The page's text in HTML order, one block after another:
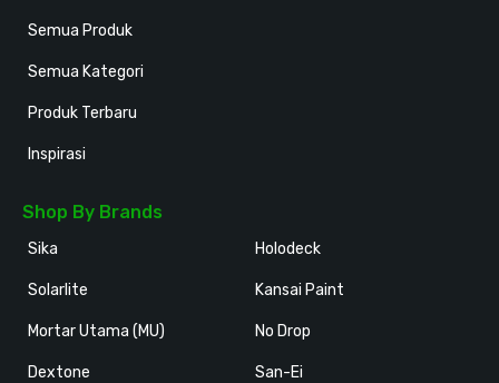
Semua Produk
Semua Kategori
Produk Terbaru
Inspirasi
Shop By Brands
Sika
Solarlite
Mortar Utama (MU)
Dextone
Holodeck
Kansai Paint
No Drop
San-Ei